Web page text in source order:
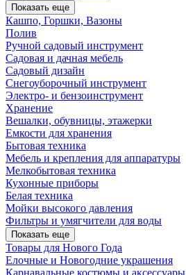
Показать еще
Кашпо, Горшки, Вазоны
Полив
Ручной садовый инструмент
Садовая и дачная мебель
Садовый дизайн
Снегоуборочный инструмент
Электро- и бензоинструмент
Хранение
Вешалки, обувницы, этажерки
Емкости для хранения
Бытовая техника
Мебель и крепления для аппаратуры
Мелкобытовая техника
Кухонные приборы
Белая техника
Мойки высокого давления
Фильтры и умягчители для воды
Показать еще
Товары для Нового Года
Елочные и Новогодние украшения
Карнавальные костюмы и аксессуары